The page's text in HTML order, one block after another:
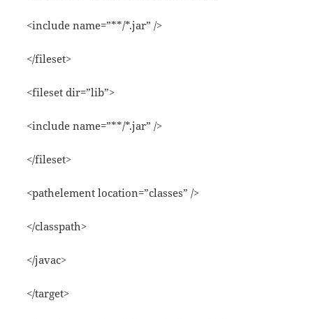
<include name=”**/*.jar” />
</fileset>
<fileset dir=”lib”>
<include name=”**/*.jar” />
</fileset>
<pathelement location=”classes” />
</classpath>
</javac>
</target>